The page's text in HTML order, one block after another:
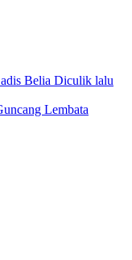
Belia Diculik lalu
Lembata